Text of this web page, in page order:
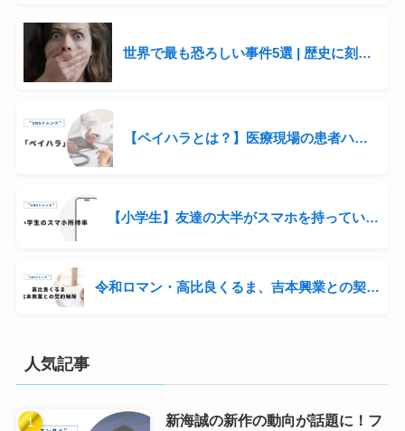
世界で最も恐ろしい事件5選 | 歴史に刻まれた衝撃の出来事
【ペイハラとは？】医療現場の患者ハラスメントが話題に
【小学生】友達の大半がスマホを持っている。自分の子にも持たせるべき？
令和ロマン・高比良くるま、吉本興業との契約解除 信頼関係破綻で提案されるもコンビ継続へ
人気記事
新海誠の新作の動向が話題に！フ